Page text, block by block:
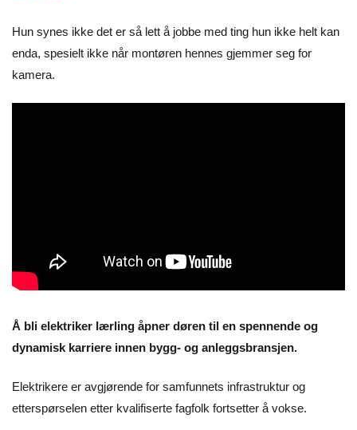
Hun synes ikke det er så lett å jobbe med ting hun ikke helt kan
enda, spesielt ikke når montøren hennes gjemmer seg for
kamera.
Å bli elektriker lærling åpner døren til en spennende og
dynamisk karriere innen bygg- og anleggsbransjen.
Elektrikere er avgjørende for samfunnets infrastruktur og
etterspørselen etter kvalifiserte fagfolk fortsetter å vokse.